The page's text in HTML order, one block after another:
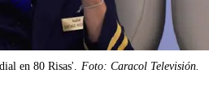
en 80 Risas'. Foto: Caracol Televisión.